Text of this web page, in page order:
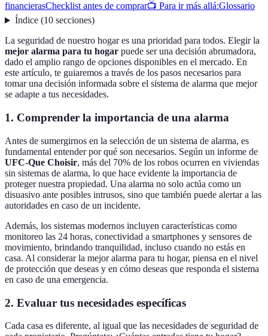
financierasChecklist antes de comprar📺 Para ir más allá:Glossario
Índice(10 secciones)
La seguridad de nuestro hogar es una prioridad para todos. Elegir la
mejor alarma para tu hogar puede ser una decisión abrumadora,
dado el amplio rango de opciones disponibles en el mercado. En
este artículo, te guiaremos a través de los pasos necesarios para
tomar una decisión informada sobre el sistema de alarma que mejor
se adapte a tus necesidades.
1. Comprender la importancia de una alarma
Antes de sumergirnos en la selección de un sistema de alarma, es
fundamental entender por qué son necesarios. Según un informe de
UFC-Que Choisir, más del 70% de los robos ocurren en viviendas
sin sistemas de alarma, lo que hace evidente la importancia de
proteger nuestra propiedad. Una alarma no solo actúa como un
disuasivo ante posibles intrusos, sino que también puede alertar a las
autoridades en caso de un incidente.
Además, los sistemas modernos incluyen características como
monitoreo las 24 horas, conectividad a smartphones y sensores de
movimiento, brindando tranquilidad, incluso cuando no estás en
casa. Al considerar la mejor alarma para tu hogar, piensa en el nivel
de protección que deseas y en cómo deseas que responda el sistema
en caso de una emergencia.
2. Evaluar tus necesidades específicas
Cada casa es diferente, al igual que las necesidades de seguridad de